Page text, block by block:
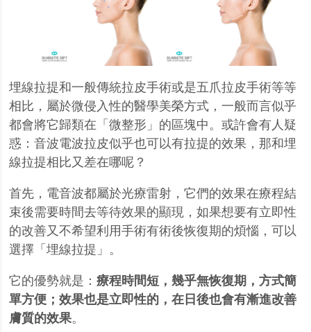
埋線拉提和一般傳統拉皮手術或是五爪拉皮手術等等
相比，屬於微侵入性的醫學美榮方式，一般而言似乎
都會將它歸類在「微整形」的區塊中。或許會有人疑
惑：音波電波拉皮似乎也可以有拉提的效果，那和埋
線拉提相比又差在哪呢？
首先，電音波都屬於光療雷射，它們的效果在療程結
束後需要時間去等待效果的顯現，如果想要有立即性
的改善又不希望利用手術有術後恢復期的煩惱，可以
選擇「埋線拉提」。
它的優勢就是：療程時間短，幾乎無恢復期，方式簡
單方便；效果也是立即性的，在日後也會有漸進改善
膚質的效果。